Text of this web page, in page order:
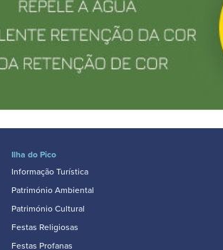
Ilha do Pico
Informação Turística
Património Ambiental
Património Cultural
Festas Religiosas
Festas Profanas